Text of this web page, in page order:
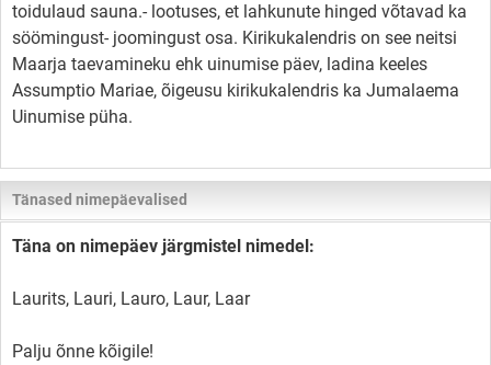
toidulaud sauna.- lootuses, et lahkunute hinged võtavad ka
söömingust- joomingust osa. Kirikukalendris on see neitsi
Maarja taevamineku ehk uinumise päev, ladina keeles
Assumptio Mariae, õigeusu kirikukalendris ka Jumalaema
Uinumise püha.
Tänased nimepäevalised
Täna on nimepäev järgmistel nimedel:
Laurits, Lauri, Lauro, Laur, Laar
Palju õnne kõigile!